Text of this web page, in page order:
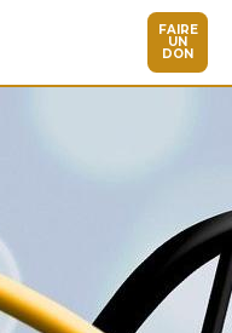
FAIRE
UN
DON